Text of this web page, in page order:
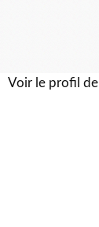
Voir le profil de